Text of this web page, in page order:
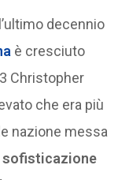
decennio
è cresciuto
Christopher
che era più
nazione messa
sofisticazione